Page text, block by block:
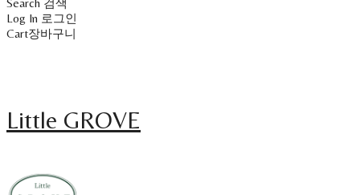
Search 검색
Log In 로그인
Cart장바구니
Little GROVE